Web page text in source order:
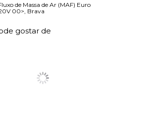
de Massa de Ar (MAF) Euro
00>, Brava
gostar de